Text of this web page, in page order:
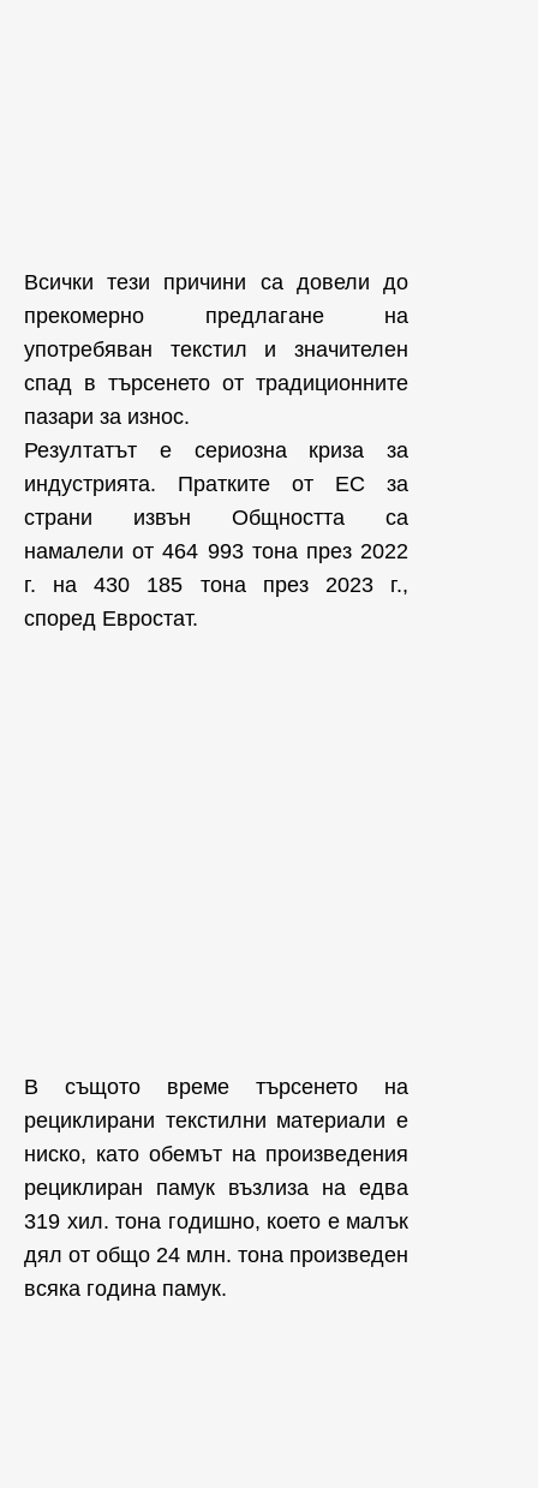
Всички тези причини са довели до
прекомерно предлагане на
употребяван текстил и значителен
спад в търсенето от традиционните
пазари за износ.
Резултатът е сериозна криза за
индустрията. Пратките от ЕС за
страни извън Общността са
намалели от 464 993 тона през 2022
г. на 430 185 тона през 2023 г.,
според Евростат.
В същото време търсенето на
рециклирани текстилни материали е
ниско, като обемът на произведения
рециклиран памук възлиза на едва
319 хил. тона годишно, което е малък
дял от общо 24 млн. тона произведен
всяка година памук.